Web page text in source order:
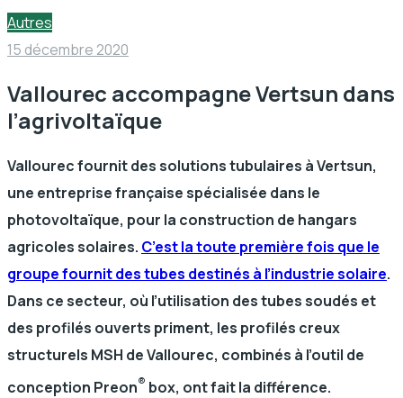
Autres
15 décembre 2020
Vallourec accompagne Vertsun dans
l’agrivoltaïque
Vallourec fournit des solutions tubulaires à Vertsun,
une entreprise française spécialisée dans le
photovoltaïque, pour la construction de hangars
agricoles solaires. C’est la toute première fois que le
groupe fournit des tubes destinés à l’industrie solaire.
Dans ce secteur, où l’utilisation des tubes soudés et
des profilés ouverts priment, les profilés creux
structurels MSH de Vallourec, combinés à l’outil de
conception Preon® box, ont fait la différence.